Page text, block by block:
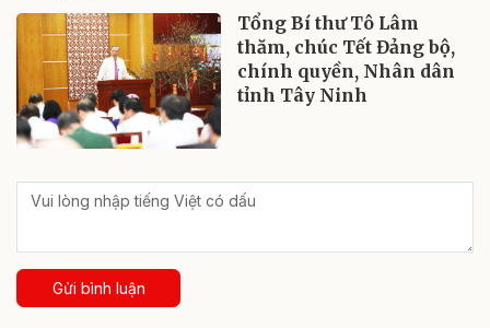
Tổng Bí thư Tô Lâm
thăm, chúc Tết Đảng bộ,
chính quyền, Nhân dân
tỉnh Tây Ninh
Gửi bình luận